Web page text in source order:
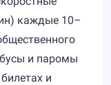
каждые 10–
и паромы
и